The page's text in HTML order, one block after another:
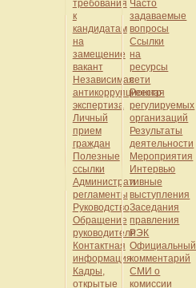
требования
к
кандидатам
на
замещение
вакант
Независимая
антикоррупционная
экспертиза
Личный
прием
граждан
Полезные
ссылки
Административные
регламенты
Руководство
Обращение
руководителя
Контактная
информация
Кадры,
открытые
Часто
задаваемые
вопросы
Ссылки
на
ресурсы
сети
Реестр
регулируемых
организаций
Результаты
деятельности
Мероприятия
Интервью
и
выступления
Заседания
правления
РЭК
Официальный
комментарий
СМИ о
комиссии